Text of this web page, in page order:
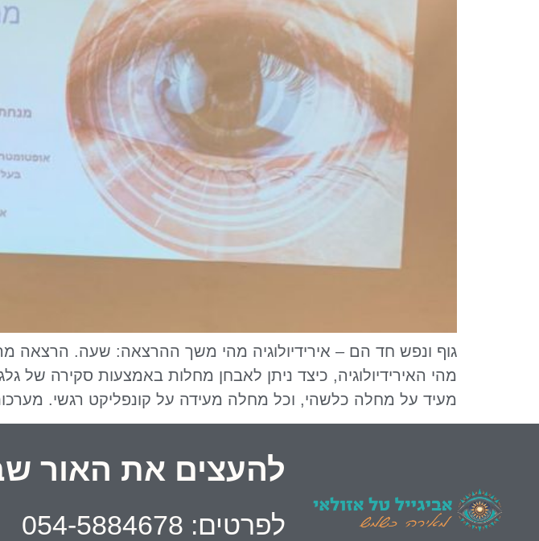
גוף ונפש חד הם – אירידיולוגיה מהי משך ההרצאה: שעה. הרצאה
מהי האירידיולוגיה, כיצד ניתן לאבחן מחלות באמצעות סקירה של
מעיד על מחלה כלשהי, וכל מחלה מעידה על קונפליקט רגשי.
להעצים את האור
לפרטים: 054-5884678